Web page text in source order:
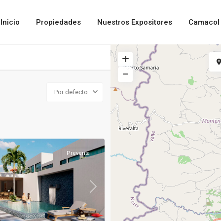
Inicio Propiedades Nuestros Expositores
Por defecto
Next
Preventa